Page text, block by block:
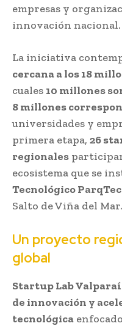
empresas y
innovación nacional.
La iniciativa
cercana a los 18
cuales 10 millones
8 millones
universidades y
primera etapa, 26
regionales
ecosistema que se
Tecnológico ParqTec
Salto de Viña del Mar.
Un proyecto
global
Startup Lab
de innovación y
tecnológica